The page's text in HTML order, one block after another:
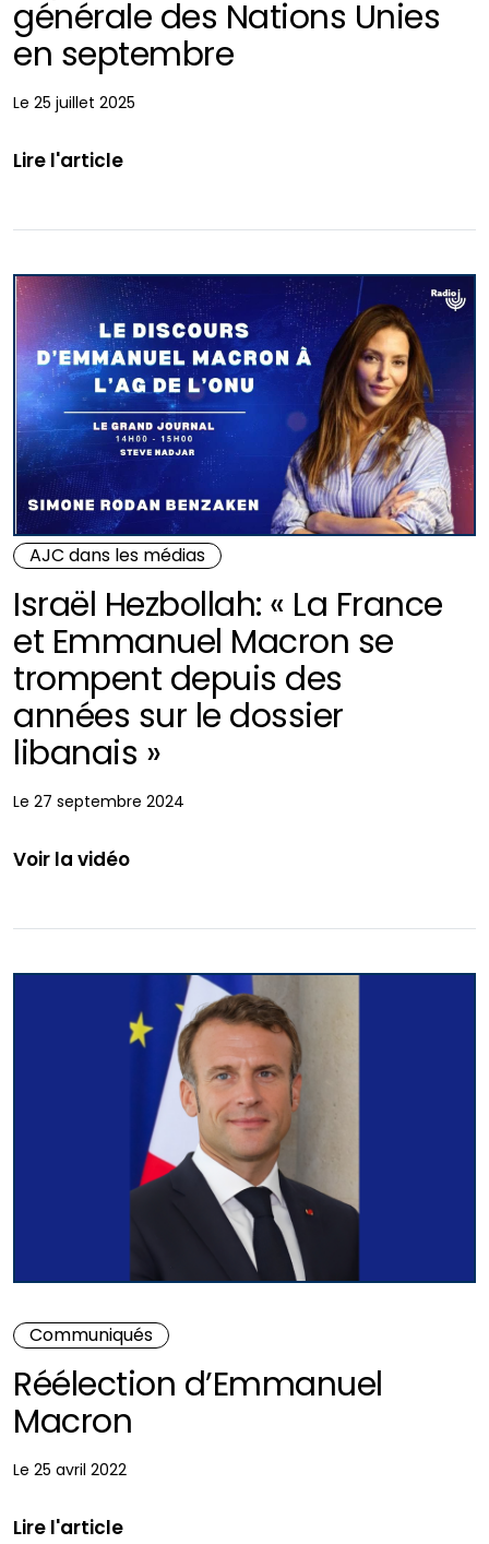
générale des Nations Unies
en septembre
Le 25 juillet 2025
Lire l'article
AJC dans les médias
Israël Hezbollah: « La France
et Emmanuel Macron se
trompent depuis des
années sur le dossier
libanais »
Le 27 septembre 2024
Voir la vidéo
Communiqués
Réélection d’Emmanuel
Macron
Le 25 avril 2022
Lire l'article